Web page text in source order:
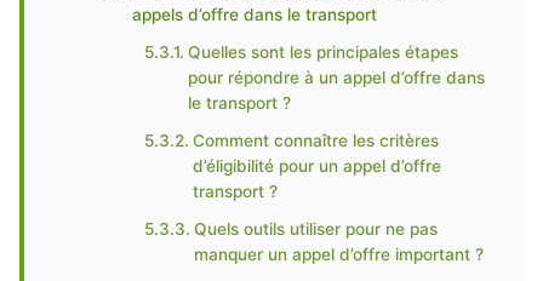
appels d’offre dans le transport
Quelles sont les principales étapes
pour répondre à un appel d’offre dans
le transport ?
Comment connaître les critères
d’éligibilité pour un appel d’offre
transport ?
Quels outils utiliser pour ne pas
manquer un appel d’offre important ?